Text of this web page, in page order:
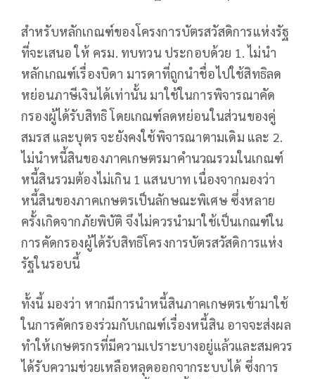
สำหรับหลักเกณฑ์ของโครงการบัตรสวัสดิการแห่งรัฐ
ที่จะเสนอ ให้ ครม. ทบทวน ประกอบด้วย 1. ไม่นำ
หลักเกณฑ์เรื่องบิดา มารดาที่ถูกนำชื่อไปใช้สิทธิลด
หย่อนภาษีเงินได้เท่านั้น มาใช้ในการพิจารณาคัด
กรองผู้ได้รับสิทธิ โดยเกณฑ์ลดหย่อนในส่วนของคู่
สมรส และบุตร จะยังคงใช้พิจารณาตามเดิม และ 2.
ไม่นำหนี้สินของภาคเกษตรมาคำนวณรวมในเกณฑ์
หนี้สินรวมต้องไม่เกิน 1 แสนบาท เนื่องจากมองว่า
หนี้สินของภาคเกษตรเป็นลักษณะพิเศษ ซึ่งหลาย
ครั้งเกิดจากภัยพิบัติ จึงไม่ควรนำมาใช้เป็นเกณฑ์ใน
การคัดกรองผู้ได้รับสิทธิโครงการบัตรสวัสดิการแห่ง
รัฐในรอบนี้
ทั้งนี้ มองว่า หากมีการนำหนี้สินภาคเกษตรเข้ามาใช้
ในการคัดกรองร่วมกับเกณฑ์เรื่องหนี้สิน อาจจะส่งผล
ทำให้เกษตรกรที่มีความเปราะบางอยู่แล้วและสมควร
ได้รับความช่วยเหลือหลุดออกจากระบบได้ ซึ่งการ